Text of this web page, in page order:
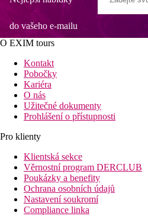
do vašeho e-mailu
O EXIM tours
Kontakt
Pobočky
Kariéra
O nás
Užitečné dokumenty
Prohlášení o přístupnosti
Pro klienty
Klientská sekce
Věrnostní program DERCLUB
Poukázky a benefity
Ochrana osobních údajů
Nastavení soukromí
Compliance linka